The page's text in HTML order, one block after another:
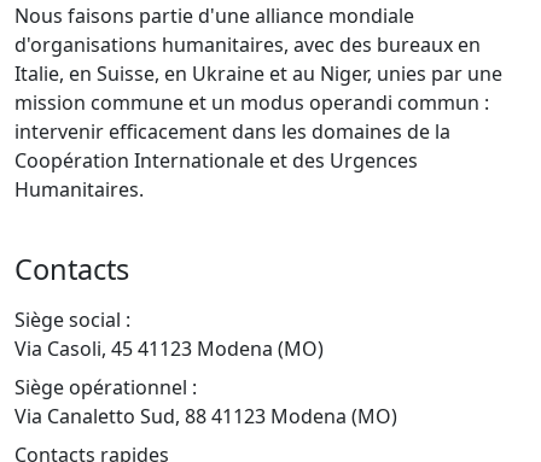
Nous faisons partie d'une alliance mondiale
d'organisations humanitaires, avec des bureaux en
Italie, en Suisse, en Ukraine et au Niger, unies par une
mission commune et un modus operandi commun :
intervenir efficacement dans les domaines de la
Coopération Internationale et des Urgences
Humanitaires.
Contacts
Siège social :
Via Casoli, 45 41123 Modena (MO)
Siège opérationnel :
Via Canaletto Sud, 88 41123 Modena (MO)
Contacts rapides